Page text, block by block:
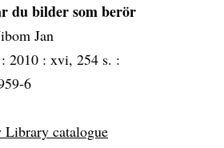
du bilder som berör
Jan
2010 : xvi, 254 s. :
6
Library catalogue